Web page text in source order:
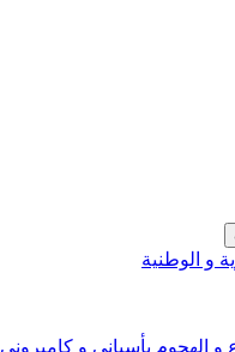
و الهجوم بأسباني و كاميروني